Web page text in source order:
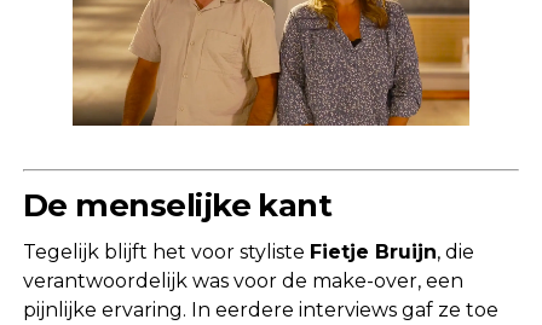
De menselijke kant
Tegelijk blijft het voor styliste Fietje Bruijn, die
verantwoordelijk was voor de make-over, een
pijnlijke ervaring. In eerdere interviews gaf ze toe